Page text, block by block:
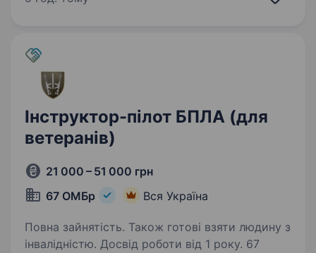
знищення…
Інструктор-пілот БПЛА (для
ветеранів)
21 000 – 51 000 грн
67 ОМБр
Вся Україна
Повна зайнятість. Також готові взяти людину з
інвалідністю. Досвід роботи від 1 року. 67